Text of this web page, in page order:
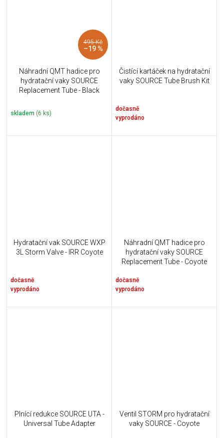
495 Kč
–19 %
Náhradní QMT hadice pro
hydratační vaky SOURCE
Replacement Tube - Black
skladem (6 ks)
Čistící kartáček na hydratační
vaky SOURCE Tube Brush Kit
dočasně
vyprodáno
Hydratační vak SOURCE WXP
3L Storm Valve - IRR Coyote
dočasně
vyprodáno
Náhradní QMT hadice pro
hydratační vaky SOURCE
Replacement Tube - Coyote
dočasně
vyprodáno
Plnící redukce SOURCE UTA -
Universal Tube Adapter
Ventil STORM pro hydratační
vaky SOURCE - Coyote